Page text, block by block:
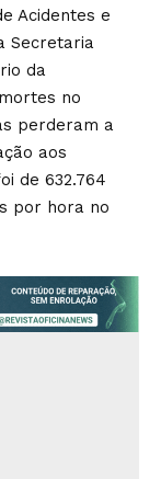
Acidentes e
Secretaria
da
no
perderam a
aos
de 632.764
por hora no